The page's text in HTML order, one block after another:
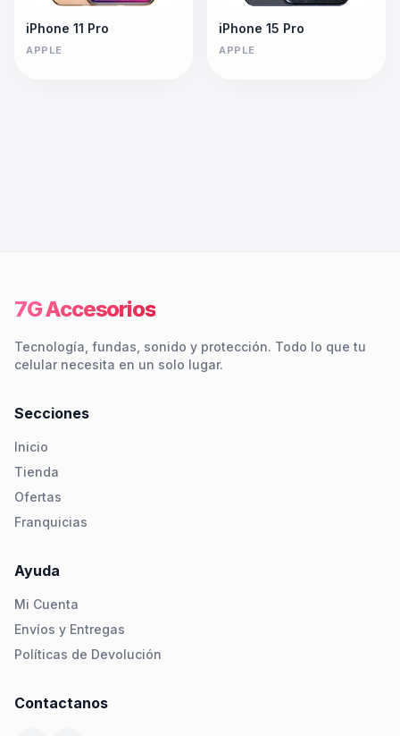
iPhone 11 Pro
APPLE
iPhone 15 Pro
APPLE
7G Accesorios
Tecnología, fundas, sonido y protección. Todo lo que tu
celular necesita en un solo lugar.
Secciones
Inicio
Tienda
Ofertas
Franquicias
Ayuda
Mi Cuenta
Envíos y Entregas
Políticas de Devolución
Contactanos